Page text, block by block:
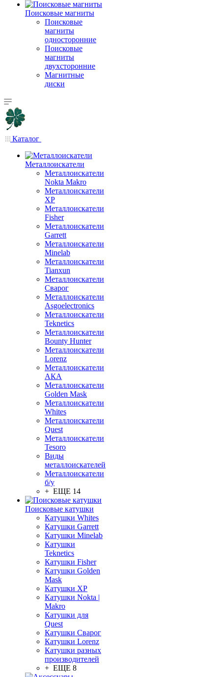
Поисковые магниты
Поисковые
магниты
односторонние
Поисковые
магниты
двухсторонние
Магнитные
диски
Каталог
Металлоискатели
Металлоискатели
Nokta Makro
Металлоискатели
XP
Металлоискатели
Fisher
Металлоискатели
Garrett
Металлоискатели
Minelab
Металлоискатели
Tianxun
Металлоискатели
Сварог
Металлоискатели
Asgoelectronics
Металлоискатели
Teknetics
Металлоискатели
Bounty Hunter
Металлоискатели
Lorenz
Металлоискатели
АКА
Металлоискатели
Golden Mask
Металлоискатели
Whites
Металлоискатели
Quest
Металлоискатели
Tesoro
Виды
металлоискателей
Металлоискатели
б/у
+ ЕЩЕ 14
Поисковые катушки
Катушки Whites
Катушки Garrett
Катушки Minelab
Катушки
Teknetics
Катушки Fisher
Катушки Golden
Mask
Катушки XP
Катушки Nokta |
Makro
Катушки для
Quest
Катушки Сварог
Катушки Lorenz
Катушки разных
производителей
+ ЕЩЕ 8